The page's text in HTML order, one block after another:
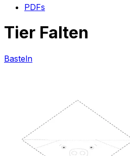
PDFs
Tier Falten
Basteln